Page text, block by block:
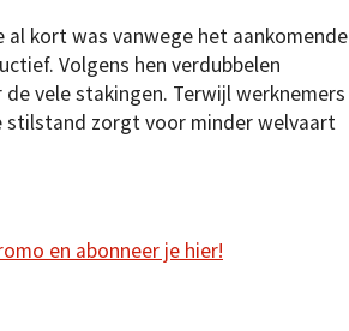
kort was vanwege het aankomende
Volgens hen verdubbelen
vele stakingen. Terwijl werknemers
stilstand zorgt voor minder welvaart
en abonneer je hier!